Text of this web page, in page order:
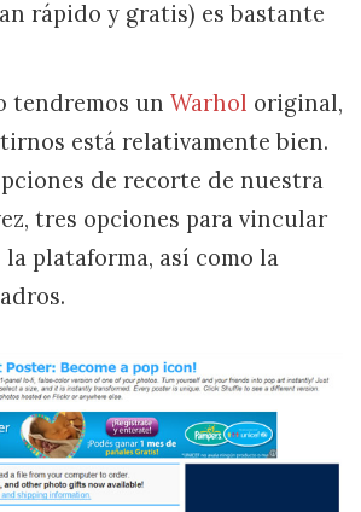
rápido y gratis) es bastante
tendremos un Warhol original,
está relativamente bien.
de recorte de nuestra
tres opciones para vincular
plataforma, así como la